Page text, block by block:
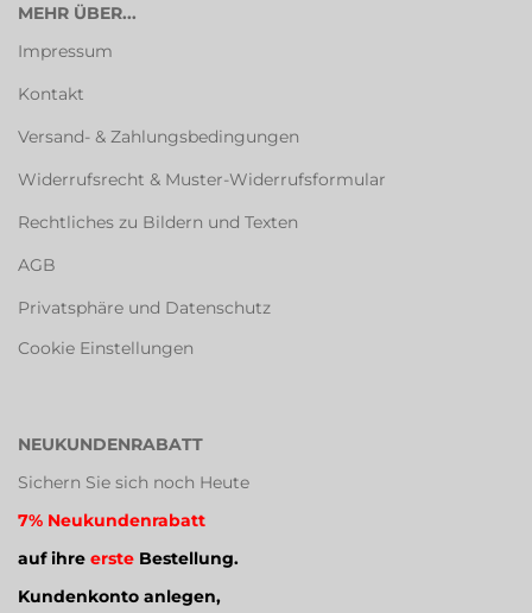
MEHR ÜBER...
Impressum
Kontakt
Versand- & Zahlungsbedingungen
Widerrufsrecht & Muster-Widerrufsformular
Rechtliches zu Bildern und Texten
AGB
Privatsphäre und Datenschutz
Cookie Einstellungen
NEUKUNDENRABATT
Sichern Sie sich noch Heute
7% Neukundenrabatt
auf ihre erste Bestellung.
Kundenkonto anlegen,